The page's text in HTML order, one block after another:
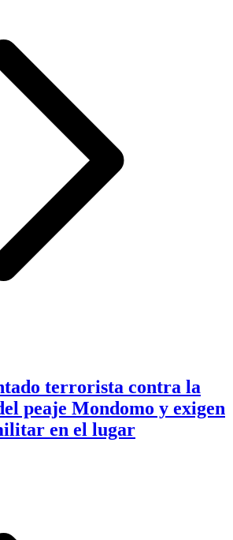
terrorista contra la
peaje Mondomo y exigen
en el lugar